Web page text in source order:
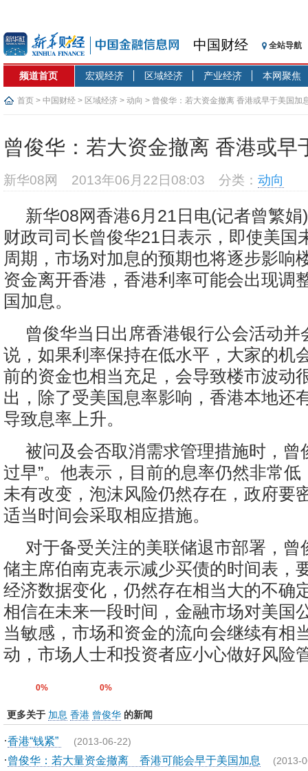
中国财经 全站导航
频道首页 宏观经济 区域经济 产业经济 本网聚焦
首页 > 中国财经 > 区域经济 > 动向 > 曾俊华：若大资金撤离 香港或早于美国加
曾俊华：若大资金撤离 香港或早
新华08网 2013年06月22日08:03 分类： 动向
新华08网香港6月21日电(记者曾繁
财政司司长曾俊华21日表示，即使美国
周期，市场对加息的预期也将逐步影响
资金离开香港，香港利率可能会出现调
国加息。
曾俊华当日出席香港银行公会活动并
说，如果利率保持在低水平，大家的机
前的资金也相当充足，会导致楼市波动
出，除了受美国息率影响，香港本地还
导致息率上升。
被问及会否取消需求管理措施时，曾
过早”。他表示，目前的息率仍然非常
未有改变，泡沫风险仍然存在，政府要
适当时间会采取相应措施。
对于备受关注的美联储退市部署，曾
储主席伯南克表示减少买债的时间表，
经济数据变化，仍然存在相当大的不确
相信在未来一段时间，金融市场对美国
当敏感，市场和资金的流向会继续有相
动，市场人士和投资者应小心做好风险
0% 0%
更多关于 加息 香港 曾俊华 的新闻
·香港“钱紧” (2013-06-22)
·曾俊华：若大量资金撤离 香港可能会早于美国加息 (2013-